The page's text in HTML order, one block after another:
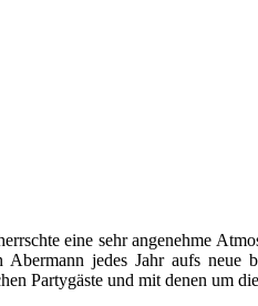
eine sehr angenehme
jedes Jahr aufs neue
Partygäste und mit denen um